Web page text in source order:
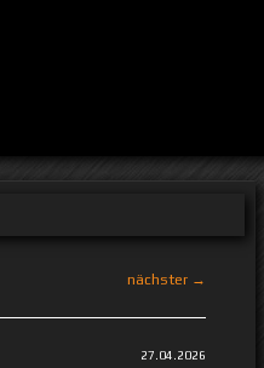
nächster →
27.04.2026